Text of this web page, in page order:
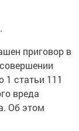
приговор в
1 статьи 111
вреда
Об этом